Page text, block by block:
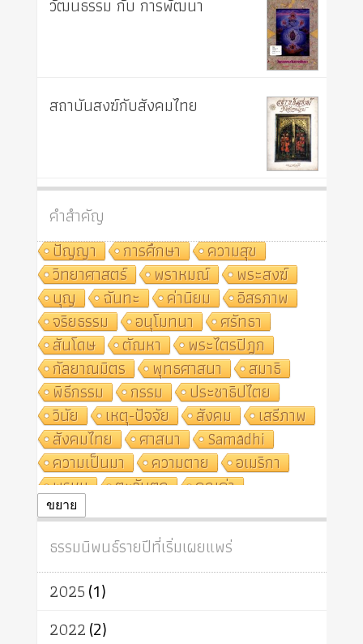
วัฒนธรรม กับ การพัฒนา
สถาบันสงฆ์กับสังคมไทย
คำสำคัญ
ปัญญา
การศึกษา
ความสุข
วิทยาศาสตร์
พราหมณ์
พระสงฆ์
บุญ
ฉันทะ ค่านิยม
อิสรภาพ
จริยธรรม
อนุโมทนา
ศรัทธา
สันโดษ
ตัณหา
พระไตรปิฎก
กัลยาณมิตร
พุทธศาสนา
สมาธิ
พิธีกรรม
กรรม
ประชาธิปไตย
วินัย
เหตุ-ปัจจัย สังคม
เสรีภาพ
สังคมไทย
ศาสนา
Samādhi
ความเป็นมา
ความตาย
อเมริกา
พรหม
ตะวันตก
คุณค่า
ปฏิจจสมุปบาท
ศาสนาประจำชาติ
อินเดีย
ผู้บริโภค
ธรรมาธิปไตย
จักร
การแยกรัฐกับศาสนา
ธรรมชาติ
เทคโนโลยี
สิทธิ
พุทธบริษัท
ขยาย
ธรรมนิพนธ์รายปีที่เริ่มเผยแพร่
2025(1)
2022(2)